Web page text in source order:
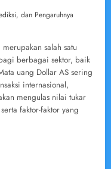
salah satu
berbagai sektor, baik
uang Dollar AS sering
internasional,
mengulas nilai tukar
faktor-faktor yang